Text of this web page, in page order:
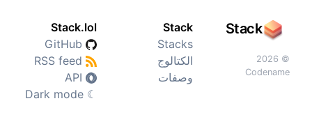
Stack
© 2026
Codename
Stack
Stacks
الكتالوج
وصفات
Stack.lol
☾
Dark mode